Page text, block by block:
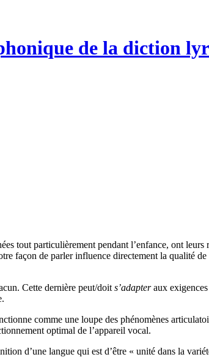
de la diction
tout particulièrement pendant l’enfance, ont
façon de parler influence directement la qualité
Cette dernière peut/doit s’adapteraux
comme une loupe des phénomènes
optimal de l’appareil vocal.
d’une langue qui est d’être « unité dans la